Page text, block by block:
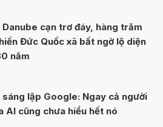
Danube cạn trơ đáy, hàng trăm
Đức Quốc xã bất ngờ lộ diện
năm
lập Google: Ngay cả người
AI cũng chưa hiểu hết nó